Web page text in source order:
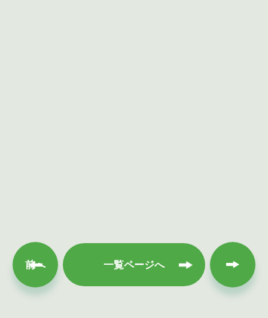
前へ 一覧ページへ
次へ